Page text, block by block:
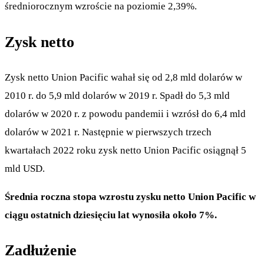
średniorocznym wzroście na poziomie 2,39%.
Zysk netto
Zysk netto Union Pacific wahał się od 2,8 mld dolarów w
2010 r. do 5,9 mld dolarów w 2019 r. Spadł do 5,3 mld
dolarów w 2020 r. z powodu pandemii i wzrósł do 6,4 mld
dolarów w 2021 r. Następnie w pierwszych trzech
kwartałach 2022 roku zysk netto Union Pacific osiągnął 5
mld USD.
Średnia roczna stopa wzrostu zysku netto Union Pacific w
ciągu ostatnich dziesięciu lat wynosiła około 7%.
Zadłużenie